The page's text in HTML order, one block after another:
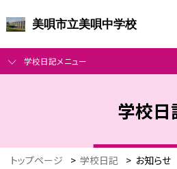
美唄市立美唄中学校
学校日記メニュー
学校日
トップページ > 学校日記 > お知らせ